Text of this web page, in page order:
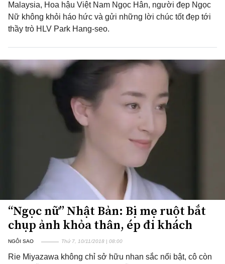
Malaysia, Hoa hậu Việt Nam Ngọc Hân, người đẹp Ngọc
Nữ không khỏi háo hức và gửi những lời chúc tốt đẹp tới
thầy trò HLV Park Hang-seo.
“Ngọc nữ” Nhật Bản: Bị mẹ ruột bắt
chụp ảnh khỏa thân, ép đi khách
NGÔI SAO Thứ 7, 10/11/2018 | 08:00
Rie Miyazawa không chỉ sở hữu nhan sắc nổi bật, cô còn